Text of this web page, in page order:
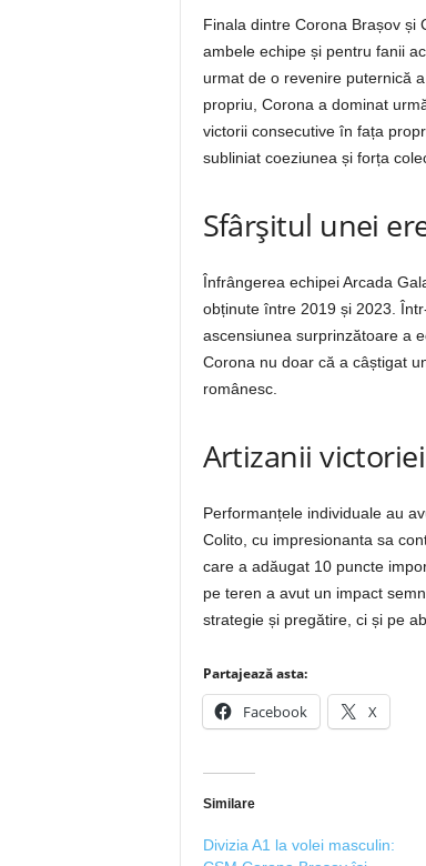
Finala dintre Corona Brașov și
ambele echipe și pentru fanii
urmat de o revenire puternică
propriu, Corona a dominat
victorii consecutive în fața
subliniat coeziunea și forța
Sfârșitul unei
Înfrângerea echipei Arcada
obținute între 2019 și 2023.
ascensiunea surprinzătoare a
Corona nu doar că a câștigat
românesc.
Artizanii
Performanțele individuale au
Colito, cu impresionanta sa
care a adăugat 10 puncte
pe teren a avut un impact
strategie și pregătire, ci și pe
Partajează asta:
Facebook X
Similare
Divizia A1 la volei masculin: